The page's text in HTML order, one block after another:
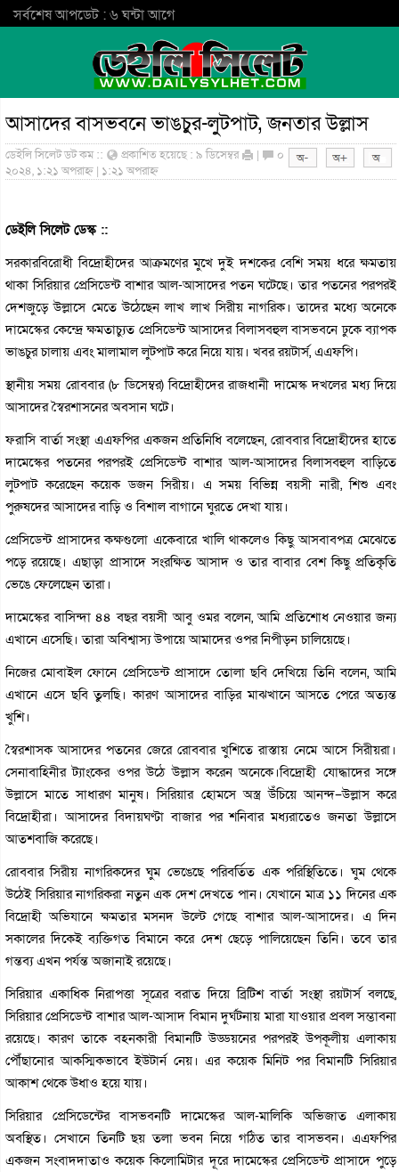
সর্বশেষ আপডেট : ৬ ঘন্টা আগে
আসাদের বাসভবনে ভাঙচুর-লুটপাট, জনতার উল্লাস
ডেইলি সিলেট ডট কম ::
প্রকাশিত হয়েছে : ৯ ডিসেম্বর
২০২৪, ১:২১ অপরাহ্ন | ১:২১ অপরাহ্ন
| ০
ডেইলি সিলেট ডেস্ক ::
সরকারবিরোধী বিদ্রোহীদের আক্রমণের মুখে দুই দশকের বেশি সময় ধরে ক্ষমতায়
থাকা সিরিয়ার প্রেসিডেন্ট বাশার আল-আসাদের পতন ঘটেছে। তার পতনের পরপরই
দেশজুড়ে উল্লাসে মেতে উঠেছেন লাখ লাখ সিরীয় নাগরিক। তাদের মধ্যে অনেকে
দামেস্কের কেন্দ্রে ক্ষমতাচ্যুত প্রেসিডেন্ট আসাদের বিলাসবহুল বাসভবনে ঢুকে ব্যাপক
ভাঙচুর চালায় এবং মালামাল লুটপাট করে নিয়ে যায়। খবর রয়টার্স, এএফপি।
স্থানীয় সময় রোববার (৮ ডিসেম্বর) বিদ্রোহীদের রাজধানী দামেস্ক দখলের মধ্য দিয়ে
আসাদের স্বৈরশাসনের অবসান ঘটে।
ফরাসি বার্তা সংস্থা এএফপির একজন প্রতিনিধি বলেছেন, রোববার বিদ্রোহীদের হাতে
দামেস্কের পতনের পরপরই প্রেসিডেন্ট বাশার আল-আসাদের বিলাসবহুল বাড়িতে
লুটপাট করেছেন কয়েক ডজন সিরীয়। এ সময় বিভিন্ন বয়সী নারী, শিশু এবং
পুরুষদের আসাদের বাড়ি ও বিশাল বাগানে ঘুরতে দেখা যায়।
প্রেসিডেন্ট প্রাসাদের কক্ষগুলো একেবারে খালি থাকলেও কিছু আসবাবপত্র মেঝেতে
পড়ে রয়েছে। এছাড়া প্রাসাদে সংরক্ষিত আসাদ ও তার বাবার বেশ কিছু প্রতিকৃতি
ভেঙে ফেলেছেন তারা।
দামেস্কের বাসিন্দা ৪৪ বছর বয়সী আবু ওমর বলেন, আমি প্রতিশোধ নেওয়ার জন্য
এখানে এসেছি। তারা অবিশ্বাস্য উপায়ে আমাদের ওপর নিপীড়ন চালিয়েছে।
নিজের মোবাইল ফোনে প্রেসিডেন্ট প্রাসাদে তোলা ছবি দেখিয়ে তিনি বলেন, আমি
এখানে এসে ছবি তুলছি। কারণ আসাদের বাড়ির মাঝখানে আসতে পেরে অত্যন্ত
খুশি।
স্বৈরশাসক আসাদের পতনের জেরে রোববার খুশিতে রাস্তায় নেমে আসে সিরীয়রা।
সেনাবাহিনীর ট্যাংকের ওপর উঠে উল্লাস করেন অনেকে।বিদ্রোহী যোদ্ধাদের সঙ্গে
উল্লাসে মাতে সাধারণ মানুষ। সিরিয়ার হোমসে অস্ত্র উঁচিয়ে আনন্দ–উল্লাস করে
বিদ্রোহীরা। আসাদের বিদায়ঘণ্টা বাজার পর শনিবার মধ্যরাতেও জনতা উল্লাসে
আতশবাজি করেছে।
রোববার সিরীয় নাগরিকদের ঘুম ভেঙেছে পরিবর্তিত এক পরিস্থিতিতে। ঘুম থেকে
উঠেই সিরিয়ার নাগরিকরা নতুন এক দেশ দেখতে পান। যেখানে মাত্র ১১ দিনের এক
বিদ্রোহী অভিযানে ক্ষমতার মসনদ উল্টে গেছে বাশার আল-আসাদের। এ দিন
সকালের দিকেই ব্যক্তিগত বিমানে করে দেশ ছেড়ে পালিয়েছেন তিনি। তবে তার
গন্তব্য এখন পর্যন্ত অজানাই রয়েছে।
সিরিয়ার একাধিক নিরাপত্তা সূত্রের বরাত দিয়ে ব্রিটিশ বার্তা সংস্থা রয়টার্স বলছে,
সিরিয়ার প্রেসিডেন্ট বাশার আল-আসাদ বিমান দুর্ঘটনায় মারা যাওয়ার প্রবল সম্ভাবনা
রয়েছে। কারণ তাকে বহনকারী বিমানটি উড্ডয়নের পরপরই উপকূলীয় এলাকায়
পৌঁছানোর আকস্মিকভাবে ইউটার্ন নেয়। এর কয়েক মিনিট পর বিমানটি সিরিয়ার
আকাশ থেকে উধাও হয়ে যায়।
সিরিয়ার প্রেসিডেন্টের বাসভবনটি দামেস্কের আল-মালিকি অভিজাত এলাকায়
অবস্থিত। সেখানে তিনটি ছয় তলা ভবন নিয়ে গঠিত তার বাসভবন। এএফপির
একজন সংবাদদাতাও কয়েক কিলোমিটার দূরে দামেস্কের প্রেসিডেন্ট প্রাসাদে পুড়ে